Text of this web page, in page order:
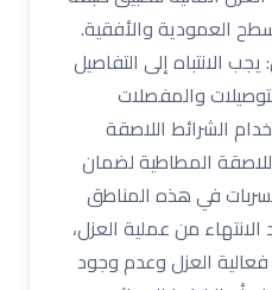
العمودية والأفقية.
الانتباه إلى التفاصيل
والمفصلات
الشرائط اللاصقة
المطاطية لضمان
في هذه المناطق
الانتهاء من عملية العزل،
فعالية العزل وعدم وجود